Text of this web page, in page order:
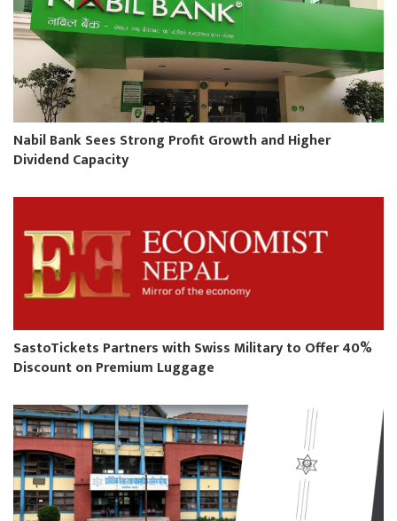
Nabil Bank Sees Strong Profit Growth and Higher
Dividend Capacity
SastoTickets Partners with Swiss Military to Offer 40%
Discount on Premium Luggage